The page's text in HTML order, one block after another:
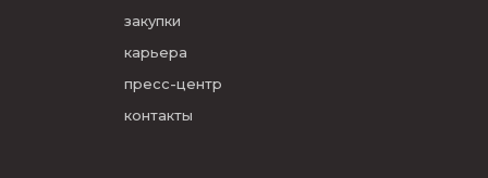
закупки
карьера
пресс-центр
контакты